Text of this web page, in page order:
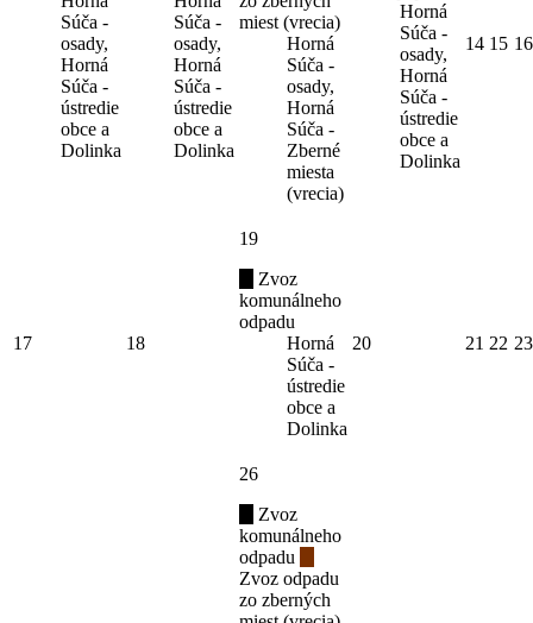
Súča -
osady,
Horná
Súča -
ústredie
obce a
Dolinka
Súča -
osady,
Horná
Súča -
ústredie
obce a
Dolinka
miest (vrecia)
Horná
Súča -
osady,
Horná
Súča -
Zberné
miesta
(vrecia)
Horná
Súča -
osady,
Horná
Súča -
ústredie
obce a
Dolinka
14 15 16
17 18
19
Zvoz
komunálneho
odpadu
Horná
Súča -
ústredie
obce a
Dolinka
20 21 22 23
26
Zvoz
komunálneho
odpadu
Zvoz odpadu
zo zberných